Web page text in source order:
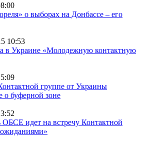
о выборах на Донбассе – его
10:53
Украине «Молодежную контактную
группе от Украины
о буферной зоне
идет на встречу Контактной